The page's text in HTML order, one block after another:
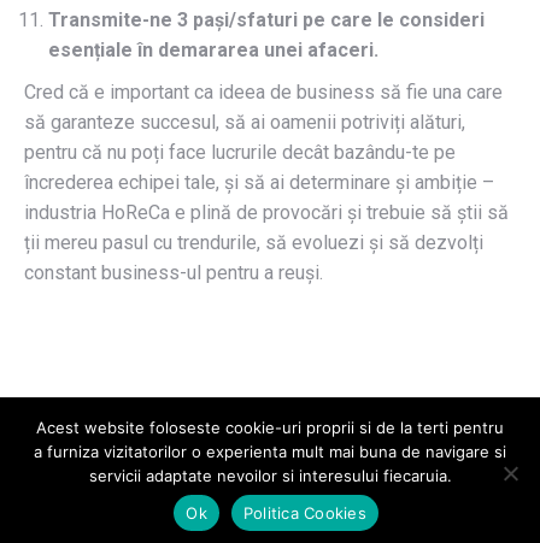
Transmite-ne 3 pași/sfaturi pe care le consideri
esențiale în demararea unei afaceri.
Cred că e important ca ideea de business să fie una care
să garanteze succesul, să ai oamenii potriviți alături,
pentru că nu poți face lucrurile decât bazându-te pe
încrederea echipei tale, și să ai determinare și ambiție –
industria HoReCa e plină de provocări și trebuie să știi să
ții mereu pasul cu trendurile, să evoluezi și să dezvolți
constant business-ul pentru a reuși.
2026 © Universitatea POLITEHNICA București
Universitate
Acest website foloseste cookie-uri proprii si de la terti pentru
a furniza vizitatorilor o experienta mult mai buna de navigare si
servicii adaptate nevoilor si interesului fiecaruia.
Ok
Politica Cookies